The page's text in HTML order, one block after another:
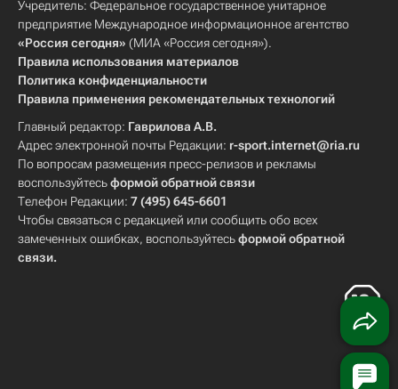
Учредитель: Федеральное государственное унитарное
предприятие Международное информационное агентство
«Россия сегодня» (МИА «Россия сегодня»).
Правила использования материалов
Политика конфиденциальности
Правила применения рекомендательных технологий
Главный редактор: Гаврилова А.В.
Адрес электронной почты Редакции: r-sport.internet@ria.ru
По вопросам размещения пресс-релизов и рекламы
воспользуйтесьформой обратной связи
Телефон Редакции: 7 (495) 645-6601
Чтобы связаться с редакцией или сообщить обо всех
замеченных ошибках, воспользуйтесьформой обратной
связи.